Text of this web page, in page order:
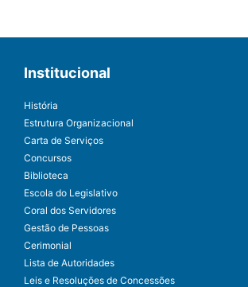
Institucional
História
Estrutura Organizacional
Carta de Serviços
Concursos
Biblioteca
Escola do Legislativo
Coral dos Servidores
Gestão de Pessoas
Cerimonial
Lista de Autoridades
Leis e Resoluções de Concessões